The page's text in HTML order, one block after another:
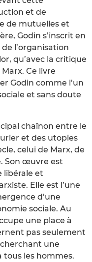
et de
de mutuelles et
Godin s’inscrit en
l’organisation
qu’avec la critique
Ce livre
Godin comme l’un
et sans doute
chaînon entre le
et des utopies
celui de Marx, de
Son œuvre est
libérale et
Elle est l’une
d’une
sociale. Au
une place à
pas seulement
une
tous les hommes.